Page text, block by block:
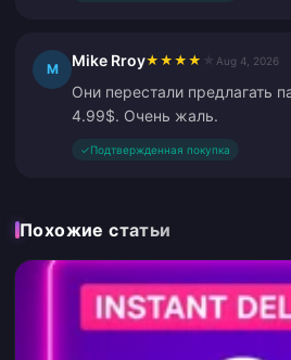
M Mike Rroy★ ★ ★ ★ Aug 4, 2026
Они перестали предлагать
4.99$. Очень жаль.
✓Подтвержденная покупка
Похожие статьи